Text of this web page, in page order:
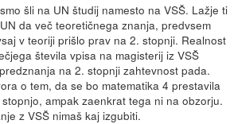
šli na UN študij namesto na VSŠ. Lažje ti
da več teoretičnega znanja, predvsem
v teoriji prišlo prav na 2. stopnji. Realnost
števila vpisa na magisterij iz VSŠ
na 2. stopnji zahtevnost pada.
o tem, da se bo matematika 4 prestavila
ampak zaenkrat tega ni na obzorju.
z VSŠ nimaš kaj izgubiti.